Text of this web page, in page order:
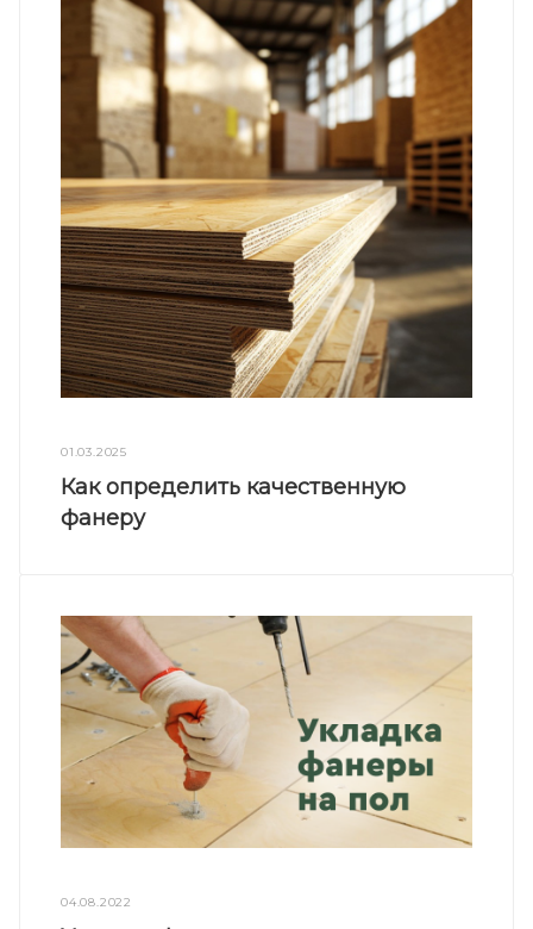
01.03.2025
Как определить качественную
фанеру
04.08.2022